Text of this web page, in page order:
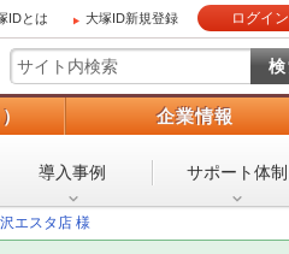
IDとは 大塚ID新規登録 ログイン
企業情報
導入事例 サポート体制
エスタ店 様